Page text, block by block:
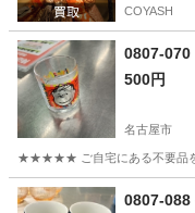
COYASH
0807-
500円
名古屋市
★★★★★ ご自宅にある不要品を
愛知 名古屋市 0807-